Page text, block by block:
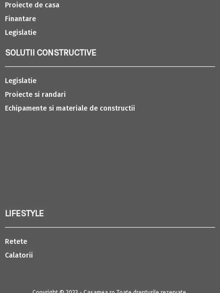
Proiecte de casa
Finantare
Legislatie
SOLUTII CONSTRUCTIVE
Legislatie
Proiecte si randari
Echipamente si materiale de constructii
LIFESTYLE
Retete
Calatorii